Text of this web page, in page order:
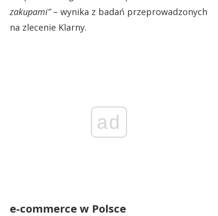
zakupami”– wynika z badań przeprowadzonych
na zlecenie Klarny.
ad
e-commerce w Polsce